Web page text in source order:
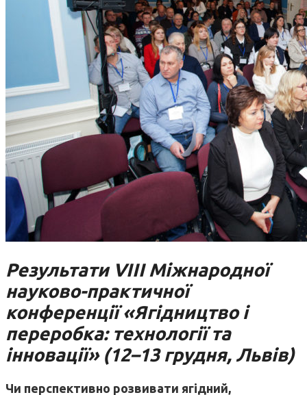
Результати VIII Міжнародної
науково-практичної
конференції «Ягідництво і
переробка: технології та
інновації» (12–13 грудня, Львів)
Чи перспективно розвивати ягідний,